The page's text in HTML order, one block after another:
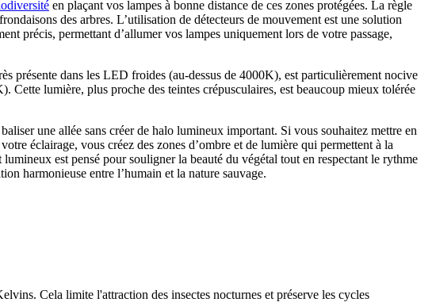
en plaçant vos lampes à bonne distance de ces zones protégées. La règle
des arbres. L’utilisation de détecteurs de mouvement est une solution
précis, permettant d’allumer vos lampes uniquement lors de votre passage,
présente dans les LED froides (au-dessus de 4000K), est particulièrement nocive
lumière, plus proche des teintes crépusculaires, est beaucoup mieux tolérée
une allée sans créer de halo lumineux important. Si vous souhaitez mettre en
éclairage, vous créez des zones d’ombre et de lumière qui permettent à la
est pensé pour souligner la beauté du végétal tout en respectant le rythme
harmonieuse entre l’humain et la nature sauvage.
Cela limite l'attraction des insectes nocturnes et préserve les cycles